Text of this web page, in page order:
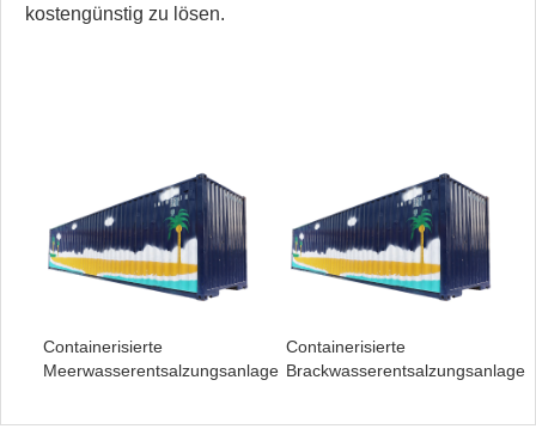
kostengünstig zu lösen.
Containerisierte
Meerwasserentsalzungsanlage
Containerisierte
Brackwasserentsalzungsanlage